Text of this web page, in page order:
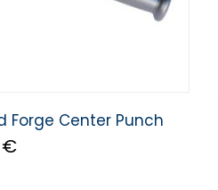
Forge Center Punch
€